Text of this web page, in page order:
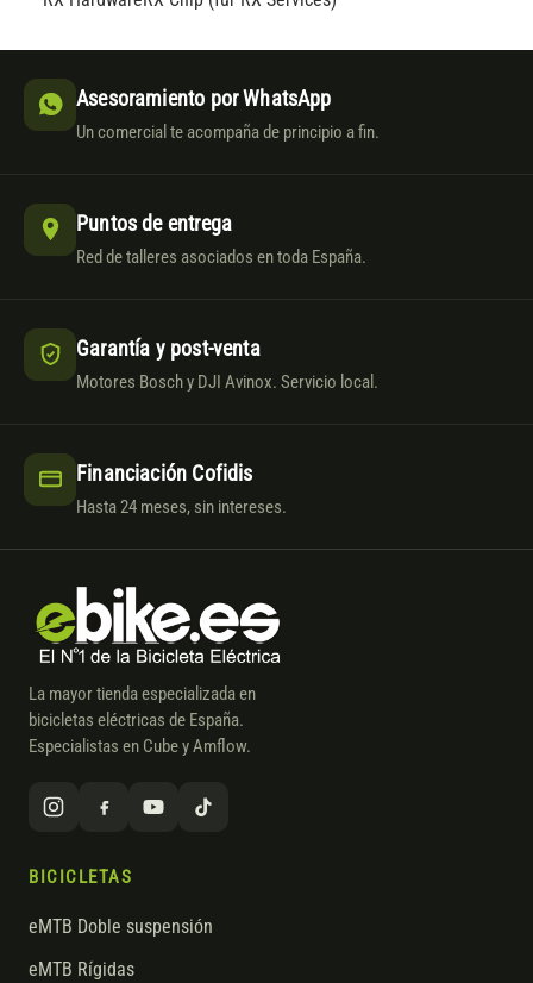
Asesoramiento por WhatsApp
Un comercial te acompaña de principio a fin.
Puntos de entrega
Red de talleres asociados en toda España.
Garantía y post-venta
Motores Bosch y DJI Avinox. Servicio local.
Financiación Cofidis
Hasta 24 meses, sin intereses.
La mayor tienda especializada en
bicicletas eléctricas de España.
Especialistas en Cube y Amflow.
BICICLETAS
eMTB Doble suspensión
eMTB Rígidas